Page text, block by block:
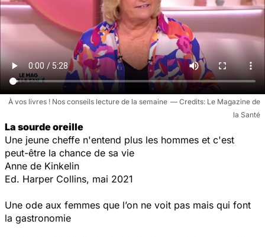
À vos livres ! Nos conseils lecture de la semaine
Le Magazine de
la Santé
La sourde oreille
Une jeune cheffe n'entend plus les hommes et c'est
peut-être la chance de sa vie
Anne de Kinkelin
Ed. Harper Collins, mai 2021
Une ode aux femmes que l’on ne voit pas mais qui font
la gastronomie